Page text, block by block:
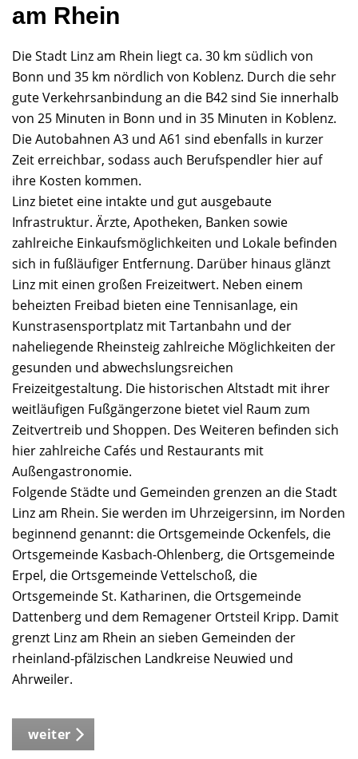
am Rhein
Die Stadt Linz am Rhein liegt ca. 30 km südlich von
Bonn und 35 km nördlich von Koblenz. Durch die sehr
gute Verkehrsanbindung an die B42 sind Sie innerhalb
von 25 Minuten in Bonn und in 35 Minuten in Koblenz.
Die Autobahnen A3 und A61 sind ebenfalls in kurzer
Zeit erreichbar, sodass auch Berufspendler hier auf
ihre Kosten kommen.
Linz bietet eine intakte und gut ausgebaute
Infrastruktur. Ärzte, Apotheken, Banken sowie
zahlreiche Einkaufsmöglichkeiten und Lokale befinden
sich in fußläufiger Entfernung. Darüber hinaus glänzt
Linz mit einen großen Freizeitwert. Neben einem
beheizten Freibad bieten eine Tennisanlage, ein
Kunstrasensportplatz mit Tartanbahn und der
naheliegende Rheinsteig zahlreiche Möglichkeiten der
gesunden und abwechslungsreichen
Freizeitgestaltung. Die historischen Altstadt mit ihrer
weitläufigen Fußgängerzone bietet viel Raum zum
Zeitvertreib und Shoppen. Des Weiteren befinden sich
hier zahlreiche Cafés und Restaurants mit
Außengastronomie.
Folgende Städte und Gemeinden grenzen an die Stadt
Linz am Rhein. Sie werden im Uhrzeigersinn, im Norden
beginnend genannt: die Ortsgemeinde Ockenfels, die
Ortsgemeinde Kasbach-Ohlenberg, die Ortsgemeinde
Erpel, die Ortsgemeinde Vettelschoß, die
Ortsgemeinde St. Katharinen, die Ortsgemeinde
Dattenberg und dem Remagener Ortsteil Kripp. Damit
grenzt Linz am Rhein an sieben Gemeinden der
rheinland-pfälzischen Landkreise Neuwied und
Ahrweiler.
weiter